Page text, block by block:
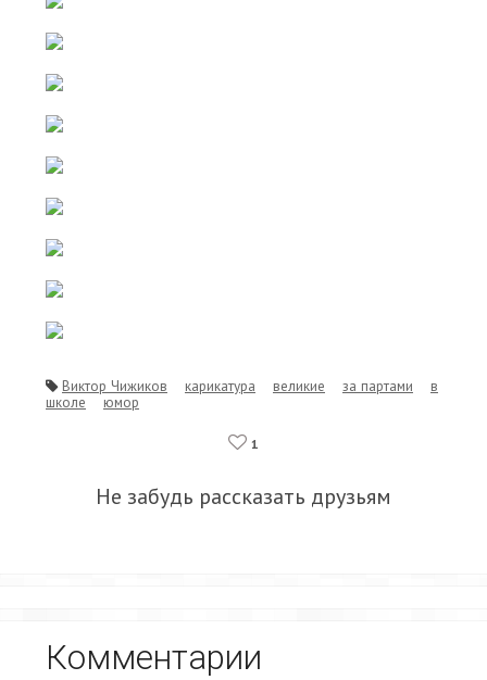
Виктор Чижиков карикатура великие за партами
в
школе
юмор
1
Не забудь рассказать друзьям
Комментарии